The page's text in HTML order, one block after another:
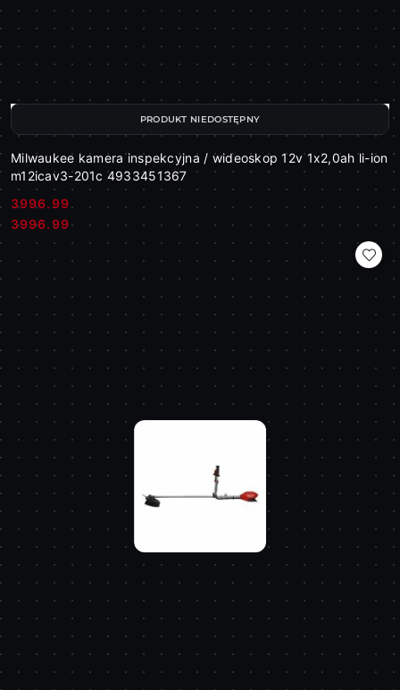
Milwaukee kamera inspekcyjna / wideoskop 12v 1x2,0ah li-ion
m12icav3-201c 4933451367
Cena:
3996.99
Cena:
3996.99
PRODUKT NIEDOSTĘPNY